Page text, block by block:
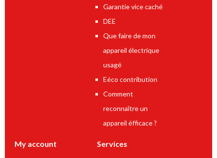
Garantie vice caché
DEE
Que faire de mon
appareil électrique
usagé
Eéco contribution
Comment
reconnaître un
appareil éfficace ?
My account Services